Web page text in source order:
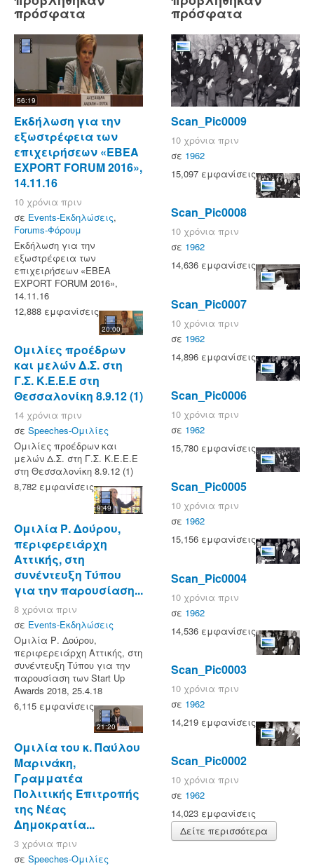
πρόσφατα
56:19
Εκδήλωση για την
εξωστρέφεια των
επιχειρήσεων «ΕΒΕΑ
EXPORT FORUM 2016»,
14.11.16
10 χρόνια πριν
σε Events-Εκδηλώσεις,
Forums-Φόρουμ
Εκδήλωση για την
εξωστρέφεια των
επιχειρήσεων «ΕΒΕΑ
EXPORT FORUM 2016»,
14.11.16
12,888 εμφανίσεις
20:00
Ομιλίες προέδρων
και μελών Δ.Σ. στη
Γ.Σ. Κ.Ε.Ε.Ε στη
Θεσσαλονίκη 8.9.12 (1)
14 χρόνια πριν
σε Speeches-Ομιλίες
Ομιλίες προέδρων και
μελών Δ.Σ. στη Γ.Σ. Κ.Ε.Ε.Ε
στη Θεσσαλονίκη 8.9.12 (1)
8,782 εμφανίσεις
9:49
Ομιλία Ρ. Δούρου,
περιφερειάρχη
Αττικής, στη
συνέντευξη Τύπου
για την παρουσίαση...
8 χρόνια πριν
σε Events-Εκδηλώσεις
Ομιλία Ρ. Δούρου,
περιφερειάρχη Αττικής, στη
συνέντευξη Τύπου για την
παρουσίαση των Start Up
Awards 2018, 25.4.18
6,115 εμφανίσεις
21:20
Ομιλία του κ. Παύλου
Μαρινάκη,
Γραμματέα
Πολιτικής Επιτροπής
της Νέας
Δημοκρατία...
3 χρόνια πριν
σε Speeches-Ομιλίες
πρόσφατα
Scan_Pic0009
10 χρόνια πριν
σε 1962
15,097 εμφανίσεις
Scan_Pic0008
10 χρόνια πριν
σε 1962
14,636 εμφανίσεις
Scan_Pic0007
10 χρόνια πριν
σε 1962
14,896 εμφανίσεις
Scan_Pic0006
10 χρόνια πριν
σε 1962
15,780 εμφανίσεις
Scan_Pic0005
10 χρόνια πριν
σε 1962
15,156 εμφανίσεις
Scan_Pic0004
10 χρόνια πριν
σε 1962
14,536 εμφανίσεις
Scan_Pic0003
10 χρόνια πριν
σε 1962
14,219 εμφανίσεις
Scan_Pic0002
10 χρόνια πριν
σε 1962
14,023 εμφανίσεις
Δείτε περισσότερα